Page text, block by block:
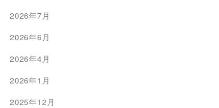
2026年7月
2026年6月
2026年4月
2026年1月
2025年12月